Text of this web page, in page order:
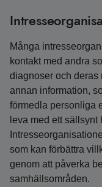
Många
kontakt med andra
diagnoser och deras
annan information,
förmedla personliga
leva med ett sällsynt
som kan förbättra
genom att påverka
samhällsområden.